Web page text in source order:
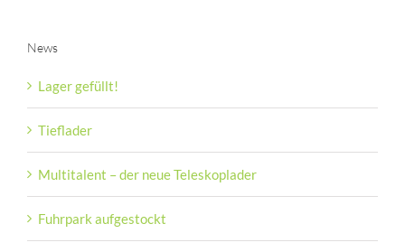
News
Lager gefüllt!
Tieflader
Multitalent – der neue Teleskoplader
Fuhrpark aufgestockt